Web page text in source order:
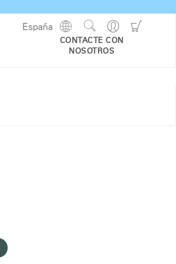
CONTACTE CON
NOSOTROS
Go
to
Search
Site
España
Show
Regions